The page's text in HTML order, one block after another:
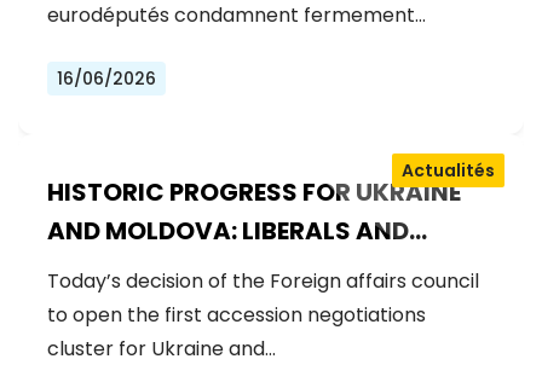
eurodéputés condamnent fermement…
16/06/2026
HISTORIC PROGRESS FOR UKRAINE
AND MOLDOVA: LIBERALS AND
DEMOCRATS WELCOME THE OPENING
OF THE FIRST ACCESSION
NEGOTIATIONS CLUSTER
Actualités
Today’s decision of the Foreign affairs council
to open the first accession negotiations
cluster for Ukraine and…